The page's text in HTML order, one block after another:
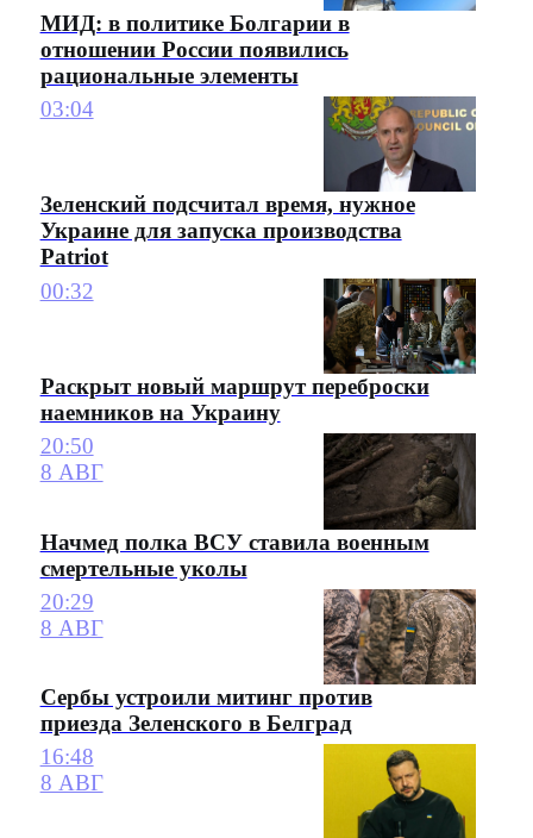
МИД: в политике Болгарии в
отношении России появились
рациональные элементы
03:04
Зеленский подсчитал время, нужное
Украине для запуска производства
Patriot
00:32
Раскрыт новый маршрут переброски
наемников на Украину
20:50
8 АВГ
Начмед полка ВСУ ставила военным
смертельные уколы
20:29
8 АВГ
Сербы устроили митинг против
приезда Зеленского в Белград
16:48
8 АВГ